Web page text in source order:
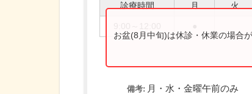
診療時間 月 火
お盆(8月中旬)は休診・休業の場合
備考: 月・水・金曜午前のみ